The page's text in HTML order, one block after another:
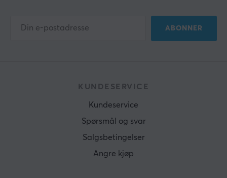
ABONNER
KUNDESERVICE
Kundeservice
Spørsmål og svar
Salgsbetingelser
Angre kjøp